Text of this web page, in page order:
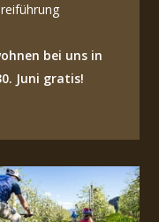
bei uns in
Juni gratis!